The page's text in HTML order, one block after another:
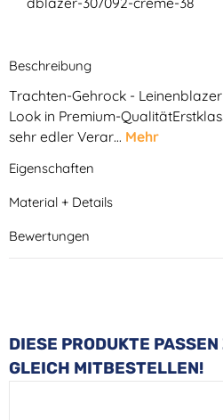
Beschreibung
Trachten-Gehrock -
Look in Premium-
sehr edler Verar… Mehr
Eigenschaften
Material + Details
Bewertungen
Produktgalerie überspringen
DIESE PRODUKTE
GLEICH MITBESTELLEN!